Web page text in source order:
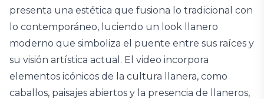
presenta una estética que fusiona lo tradicional con
lo contemporáneo, luciendo un look llanero
moderno que simboliza el puente entre sus raíces y
su visión artística actual. El video incorpora
elementos icónicos de la cultura llanera, como
caballos, paisajes abiertos y la presencia de llaneros,